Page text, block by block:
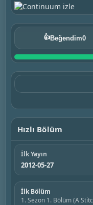
👍Beğendim0
Hızlı Bölüm
İlk Yayın
2012-05-27
İlk Bölüm
1. Sezon 1. Bölüm (A